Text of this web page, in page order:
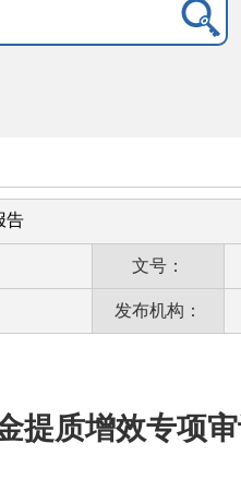
告
文号：
发布机构：
提质增效专项